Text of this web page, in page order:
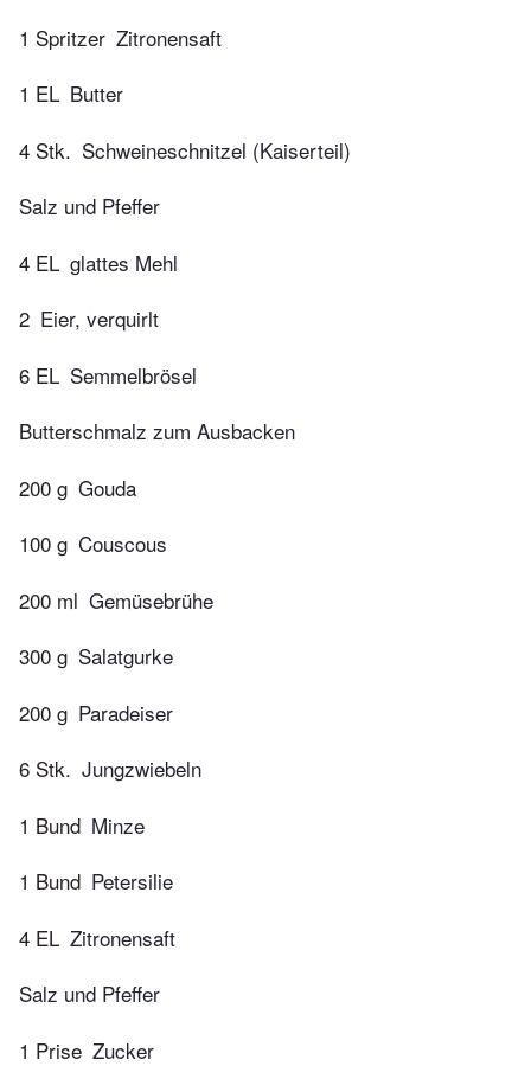
1 Spritzer Zitronensaft
1 EL Butter
4 Stk. Schweineschnitzel (Kaiserteil)
Salz und Pfeffer
4 EL glattes Mehl
2 Eier, verquirlt
6 EL Semmelbrösel
Butterschmalz zum Ausbacken
200 g Gouda
100 g Couscous
200 ml Gemüsebrühe
300 g Salatgurke
200 g Paradeiser
6 Stk. Jungzwiebeln
1 Bund Minze
1 Bund Petersilie
4 EL Zitronensaft
Salz und Pfeffer
1 Prise Zucker